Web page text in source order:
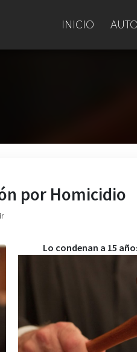
INICIO
por Homicidio
Lo condenan a 15